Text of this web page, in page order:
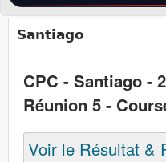
Santiago
CPC - Santiago -
Réunion 5 -
Voir le Résultat &